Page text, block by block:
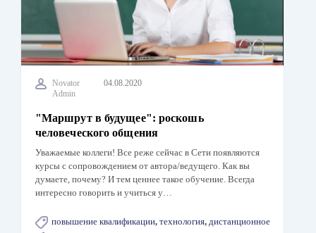
Novator
Admin
04.08.2020
"Маршрут в будущее": роскошь
человеческого общения
Уважаемые коллеги! Все реже сейчас в Сети появляются
курсы с сопровождением от автора/ведущего. Как вы
думаете, почему? И тем ценнее такое обучение. Всегда
интересно говорить и учиться у…
повышение квалификации, технология, дистанционное